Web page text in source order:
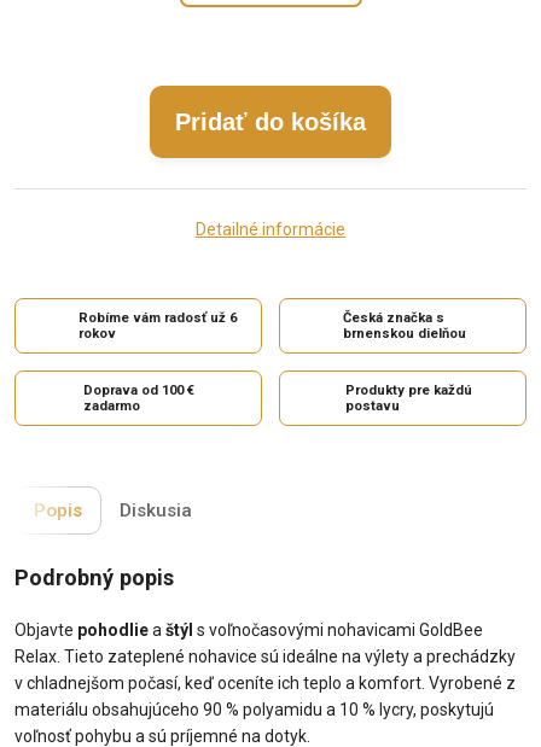
Pridať do košíka
Detailné informácie
Robíme vám radosť už 6
rokov
Česká značka s
brnenskou dielňou
Doprava od 100 €
zadarmo
Produkty pre každú
postavu
Popis Diskusia
Podrobný popis
Objavte pohodliea štýl s voľnočasovými nohavicami GoldBee
Relax. Tieto zateplené nohavice sú ideálne na výlety a prechádzky
v chladnejšom počasí, keď oceníte ich teplo a komfort. Vyrobené z
materiálu obsahujúceho 90 % polyamidu a 10 % lycry, poskytujú
voľnosť pohybu a sú príjemné na dotyk.